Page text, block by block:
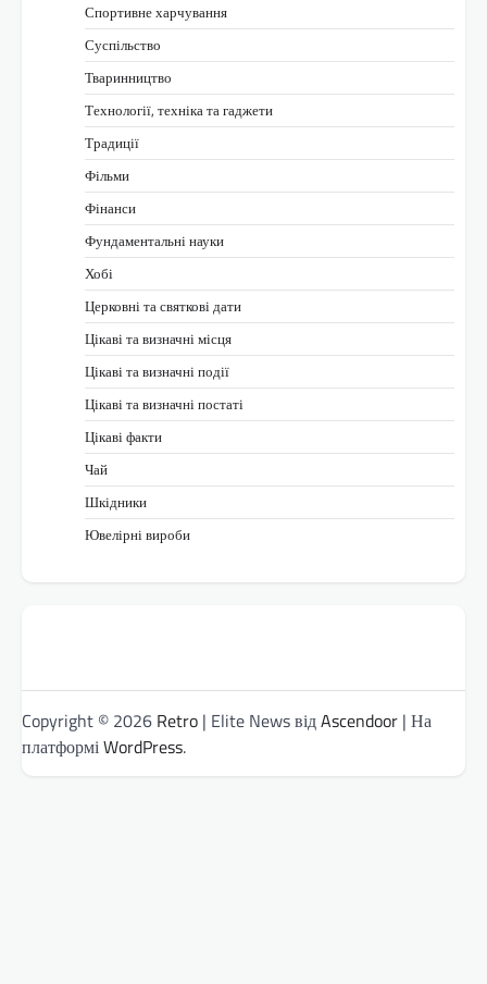
Спортивне харчування
Суспільство
Тваринництво
Технології, техніка та гаджети
Традиції
Фільми
Фінанси
Фундаментальні науки
Хобі
Церковні та святкові дати
Цікаві та визначні місця
Цікаві та визначні події
Цікаві та визначні постаті
Цікаві факти
Чай
Шкідники
Ювелірні вироби
Copyright © 2026 Retro | Elite News відAscendoor | На
платформіWordPress.